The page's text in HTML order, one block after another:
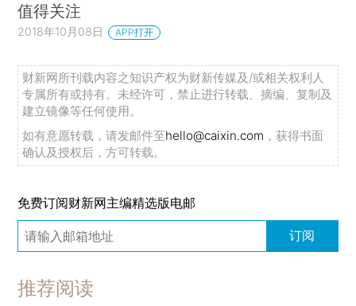
值得关注
2018年10月08日 APP打开
财新网所刊载内容之知识产权为财新传媒及/或相关权利人
专属所有或持有。未经许可，禁止进行转载、摘编、复制及
建立镜像等任何使用。
如有意愿转载，请发邮件至hello@caixin.com ，获得书面
确认及授权后，方可转载。
免费订阅财新网主编精选版电邮
订阅
推荐阅读